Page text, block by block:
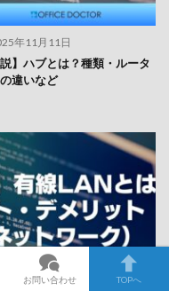
年11月11日
説】ハブとは？種類・ルータ
違いなど
お問い合わせ TOPへ